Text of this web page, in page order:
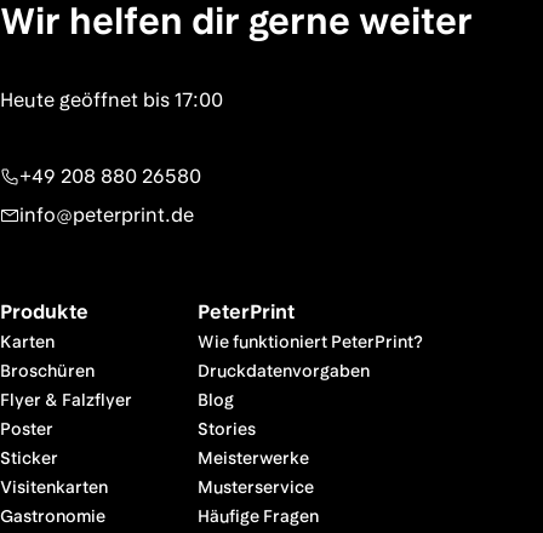
Wir helfen dir gerne weiter
+49 208 880 26580
info@peterprint.de
Produkte
Karten
Broschüren
Flyer & Falzflyer
Poster
Sticker
Visitenkarten
Gastronomie
PeterPrint
Wie funktioniert PeterPrint?
Druckdatenvorgaben
Blog
Stories
Meisterwerke
Musterservice
Häufige Fragen